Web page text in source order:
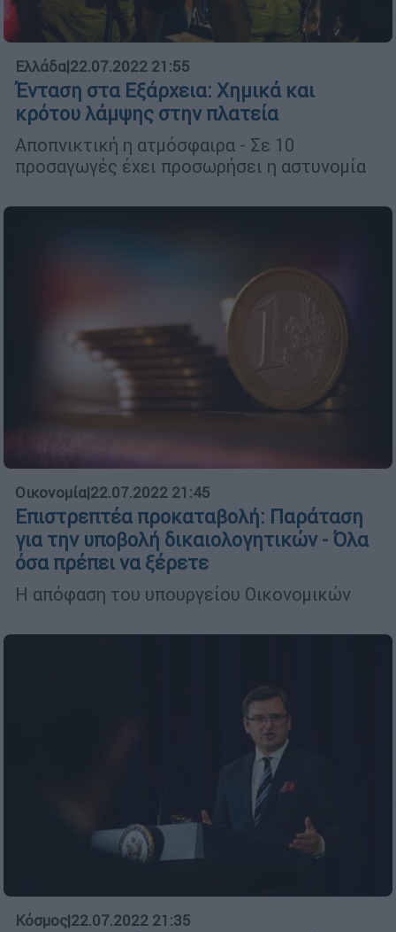
Ελλάδα|22.07.2022 21:55
Ένταση στα Εξάρχεια: Χημικά και
κρότου λάμψης στην πλατεία
Αποπνικτική η ατμόσφαιρα - Σε 10
προσαγωγές έχει προσωρήσει η αστυνομία
Οικονομία|22.07.2022 21:45
Επιστρεπτέα προκαταβολή: Παράταση
για την υποβολή δικαιολογητικών - Όλα
όσα πρέπει να ξέρετε
Η απόφαση του υπουργείου Οικονομικών
Κόσμος|22.07.2022 21:35